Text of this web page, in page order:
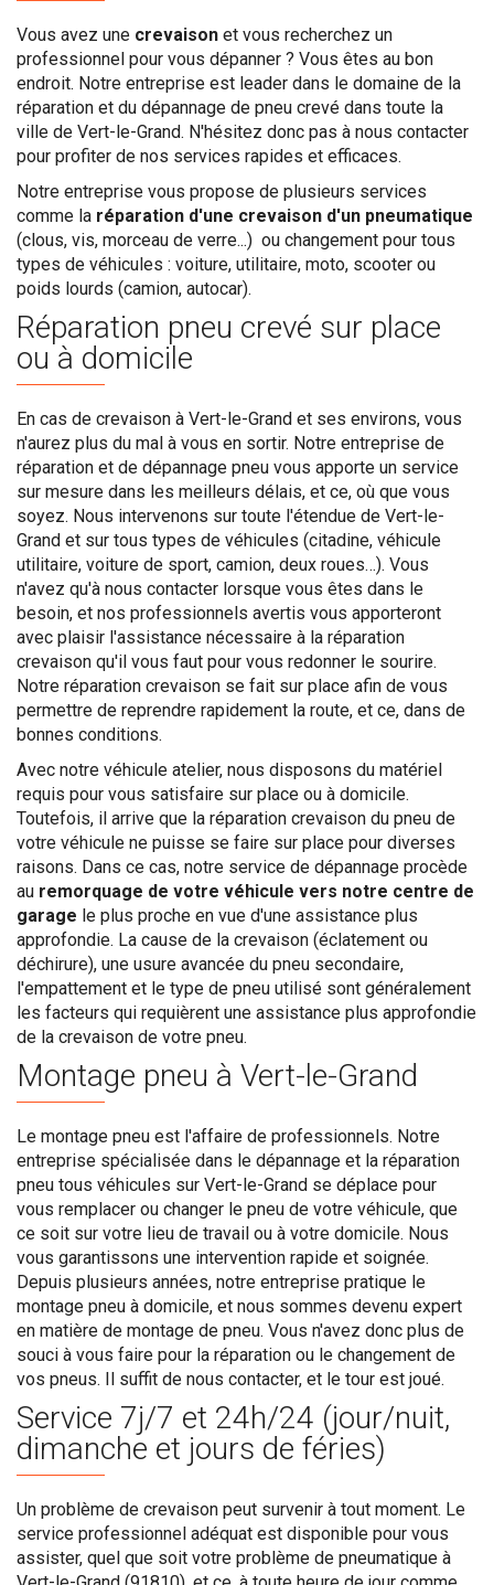
Vous avez une crevaison et vous recherchez un
professionnel pour vous dépanner ? Vous êtes au bon
endroit. Notre entreprise est leader dans le domaine de la
réparation et du dépannage de pneu crevé dans toute la
ville de Vert-le-Grand. N'hésitez donc pas à nous contacter
pour profiter de nos services rapides et efficaces.
Notre entreprise vous propose de plusieurs services
comme la réparation d'une crevaison d'un pneumatique
(clous, vis, morceau de verre...) ou changement pour tous
types de véhicules : voiture, utilitaire, moto, scooter ou
poids lourds (camion, autocar).
Réparation pneu crevé sur place
ou à domicile
En cas de crevaison à Vert-le-Grand et ses environs, vous
n'aurez plus du mal à vous en sortir. Notre entreprise de
réparation et de dépannage pneu vous apporte un service
sur mesure dans les meilleurs délais, et ce, où que vous
soyez. Nous intervenons sur toute l'étendue de Vert-le-
Grand et sur tous types de véhicules (citadine, véhicule
utilitaire, voiture de sport, camion, deux roues…). Vous
n'avez qu'à nous contacter lorsque vous êtes dans le
besoin, et nos professionnels avertis vous apporteront
avec plaisir l'assistance nécessaire à la réparation
crevaison qu'il vous faut pour vous redonner le sourire.
Notre réparation crevaison se fait sur place afin de vous
permettre de reprendre rapidement la route, et ce, dans de
bonnes conditions.
Avec notre véhicule atelier, nous disposons du matériel
requis pour vous satisfaire sur place ou à domicile.
Toutefois, il arrive que la réparation crevaison du pneu de
votre véhicule ne puisse se faire sur place pour diverses
raisons. Dans ce cas, notre service de dépannage procède
au remorquage de votre véhicule vers notre centre de
garage le plus proche en vue d'une assistance plus
approfondie. La cause de la crevaison (éclatement ou
déchirure), une usure avancée du pneu secondaire,
l'empattement et le type de pneu utilisé sont généralement
les facteurs qui requièrent une assistance plus approfondie
de la crevaison de votre pneu.
Montage pneu à Vert-le-Grand
Le montage pneu est l'affaire de professionnels. Notre
entreprise spécialisée dans le dépannage et la réparation
pneu tous véhicules sur Vert-le-Grand se déplace pour
vous remplacer ou changer le pneu de votre véhicule, que
ce soit sur votre lieu de travail ou à votre domicile. Nous
vous garantissons une intervention rapide et soignée.
Depuis plusieurs années, notre entreprise pratique le
montage pneu à domicile, et nous sommes devenu expert
en matière de montage de pneu. Vous n'avez donc plus de
souci à vous faire pour la réparation ou le changement de
vos pneus. Il suffit de nous contacter, et le tour est joué.
Service 7j/7 et 24h/24 (jour/nuit,
dimanche et jours de féries)
Un problème de crevaison peut survenir à tout moment. Le
service professionnel adéquat est disponible pour vous
assister, quel que soit votre problème de pneumatique à